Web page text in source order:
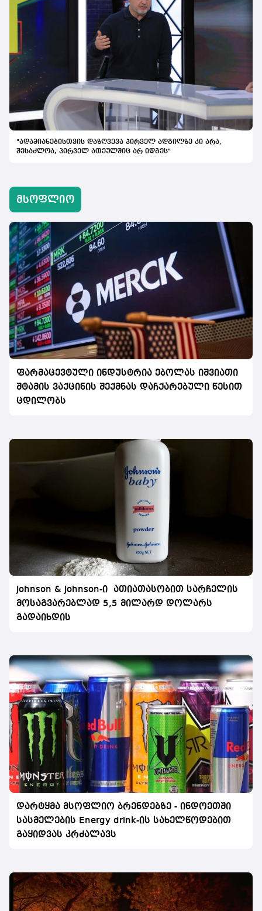
"ადამიანებისთვის დაზღვევა პირველ ადგილზე კი არა,
შესაძლოა, პირველ ათეულშიც არ იდგეს"
მსოფლიო
ფარმაცევტული ინდუსტრია ებოლას იშვიათი
შტამის ვაქცინის შექმნას დაჩქარებული წესით
ცდილობს
Johnson & Johnson-ი ათიათასობით სარჩელის
მოსაგვარებლად 5,5 მილარდ დოლარს
გადაიხდის
დარტყმა მსოფლიო ბრენდებზე - ინდოეთში
სასმელების Energy drink-ის სახელწოდებით
გაყიდვას კრძალავს